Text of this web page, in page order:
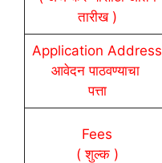
तारीख )
Application Address
आवेदन पाठवण्याचा
पत्ता
Fees
( शुल्क )